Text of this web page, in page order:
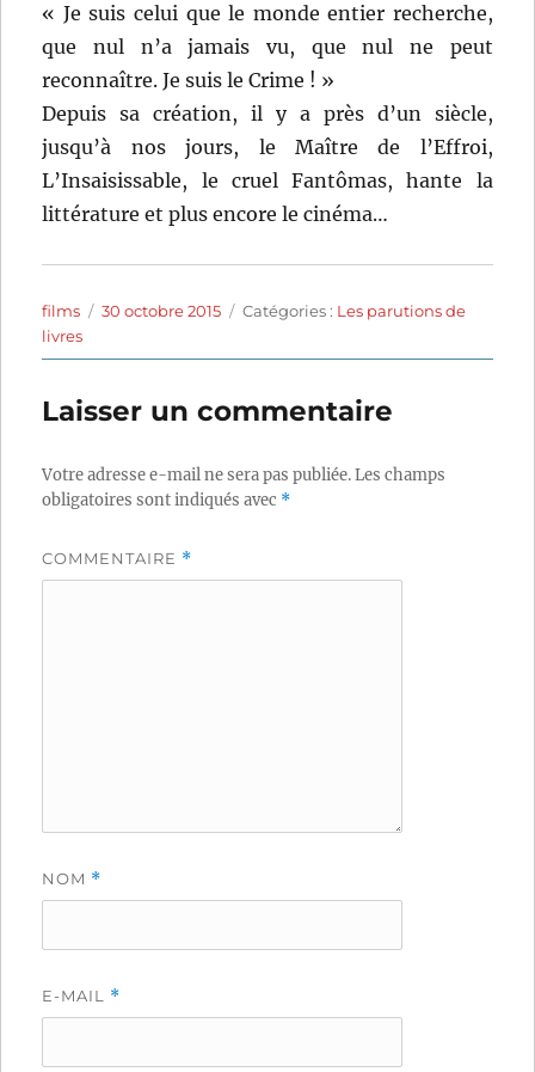
« Je suis celui que le monde entier recherche,
que nul n’a jamais vu, que nul ne peut
reconnaître. Je suis le Crime ! »
Depuis sa création, il y a près d’un siècle,
jusqu’à nos jours, le Maître de l’Effroi,
L’Insaisissable, le cruel Fantômas, hante la
littérature et plus encore le cinéma…
Auteur
films
Publié
30 octobre 2015 Catégories
Catégories : Les parutions de
livres
Laisser un commentaire
Votre adresse e-mail ne sera pas publiée.Les champs
obligatoires sont indiqués avec *
COMMENTAIRE *
NOM *
E-MAIL *